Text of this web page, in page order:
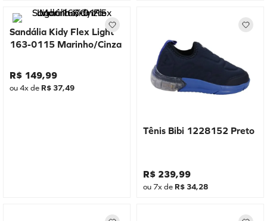
Sandália Kidy Flex Light
163-0115 Marinho/Cinza
R$ 149,99
ou4x de R$ 37,49
Tênis Bibi 1228152 Preto
R$ 239,99
ou 7x de R$ 34,28